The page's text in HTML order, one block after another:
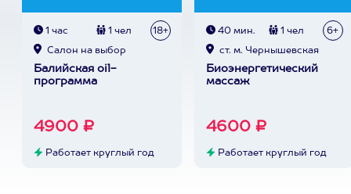
1 час 1 чел 18+
Cалон на выбор
Балийская oil-
программа
4900 ₽
Работает круглый год
40 мин. 1 чел 6+
ст. м. Чернышевская
Биоэнергетический
массаж
4600 ₽
Работает круглый год